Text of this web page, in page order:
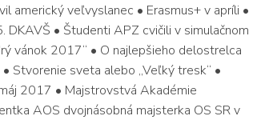
americký veľvyslanec • Erasmus+ v apríli •
• Študenti APZ cvičili v simulačnom
vánok 2017“ • O najlepšieho delostrelca
Stvorenie sveta alebo „Veľký tresk“ •
2017 • Majstrovstvá Akadémie
AOS dvojnásobná majsterka OS SR v